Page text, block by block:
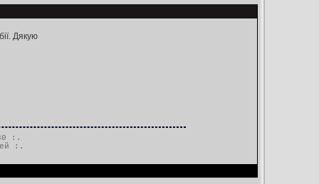
Дякую
:.
:.